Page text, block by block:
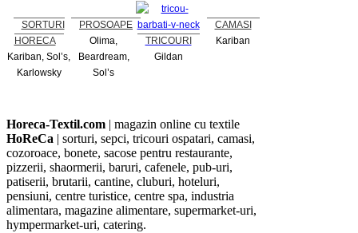
SORTURI
HORECA
Kariban, Sol’s,
Karlowsky
PROSOAPE
Olima,
Beardream,
Sol’s
TRICOURI
Gildan
CAMASI
Kariban
Horeca-Textil.com | magazin online cu textile
HoReCa | sorturi, sepci, tricouri ospatari, camasi,
cozoroace, bonete, sacose pentru restaurante,
pizzerii, shaormerii, baruri, cafenele, pub-uri,
patiserii, brutarii, cantine, cluburi, hoteluri,
pensiuni, centre turistice, centre spa, industria
alimentara, magazine alimentare, supermarket-uri,
hympermarket-uri, catering.